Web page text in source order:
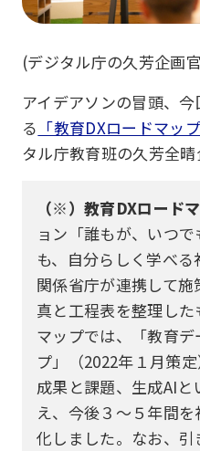
(デジタル庁の久芳企画
アイデアソンの冒頭、
る 「教育DXロードマップ
タル庁教育班の久芳全晴
（※）教育DXロード
ョン「誰もが、いつ
も、自分らしく学べる
関係省庁が連携して
真と工程表を整理し
マップでは、「教育
プ」（2022年１月策
成果と課題、生成AI
え、今後３～５年間
化しました。なお、